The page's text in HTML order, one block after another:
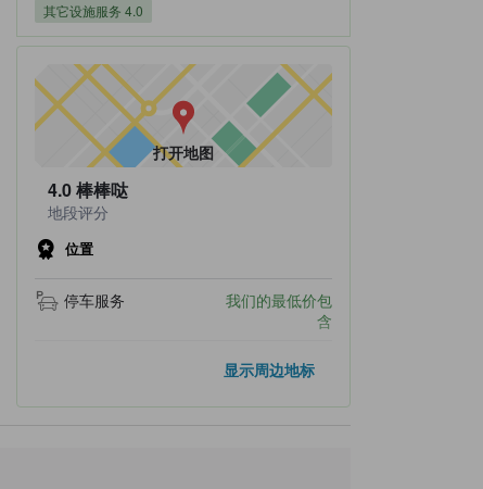
其它设施服务 4.0
打开地图
4.0棒棒哒
地段评分
位置
停车服务
我们的最低价包
含
显示周边地标